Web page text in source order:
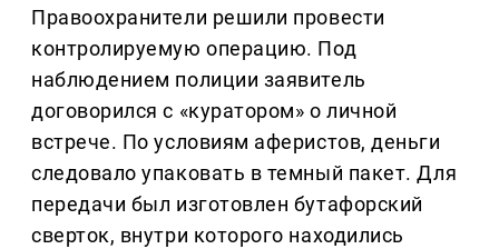
Правоохранители решили провести
контролируемую операцию. Под
наблюдением полиции заявитель
договорился с «куратором» о личной
встрече. По условиям аферистов, деньги
следовало упаковать в темный пакет. Для
передачи был изготовлен бутафорский
сверток, внутри которого находились